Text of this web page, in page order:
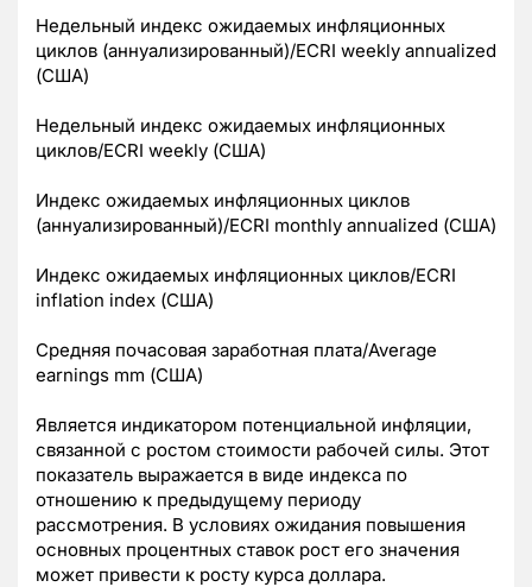
Недельный индекс ожидаемых инфляционных
циклов (аннуализированный)/ECRI weekly annualized
(США)
Недельный индекс ожидаемых инфляционных
циклов/ECRI weekly (США)
Индекс ожидаемых инфляционных циклов
(аннуализированный)/ECRI monthly annualized (США)
Индекс ожидаемых инфляционных циклов/ECRI
inflation index (США)
Средняя почасовая заработная плата/Average
earnings mm (США)
Является индикатором потенциальной инфляции,
связанной с ростом стоимости рабочей силы. Этот
показатель выражается в виде индекса по
отношению к предыдущему периоду
рассмотрения. В условиях ожидания повышения
основных процентных ставок рост его значения
может привести к росту курса доллара.